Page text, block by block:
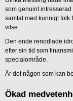
som genuint intresserad
samtal med kunnigt folk
vilse.
Den ende renodlade
efter sin tid som
specialområde.
Är det någon som kan
Ökad